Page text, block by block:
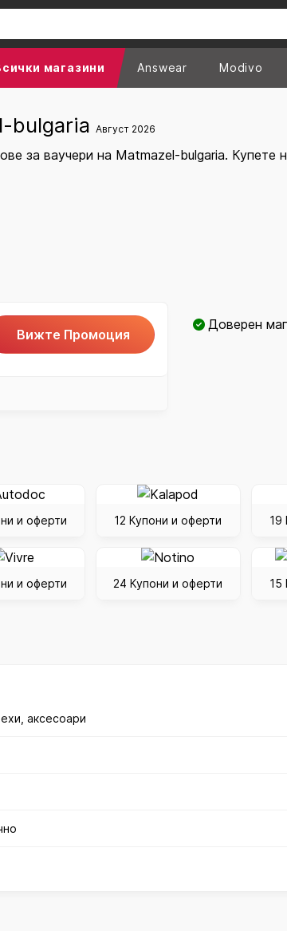
магазини Answear Modivo
bulgaria Август 2026
за ваучери на Matmazel-bulgaria. Купете
Вижте Промоция
Доверен
и оферти 12 Купони и оферти 19
и оферти 24 Купони и оферти 15
аксесоари